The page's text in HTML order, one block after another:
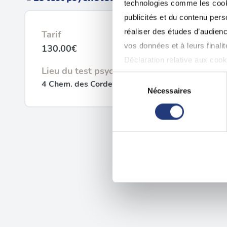
technologies comme les
publicités et du contenu
réaliser des études
vos données et à leurs
Déclaration relative aux
Si vous le permettez, nous
Collecter des
Identifier votre
digitales).
consentement
Nécessaires
Tarif
130.00€
Lieu du test psychotechnique
4 Chem. des Cordeliers, 78711 Mantes-la-Ville